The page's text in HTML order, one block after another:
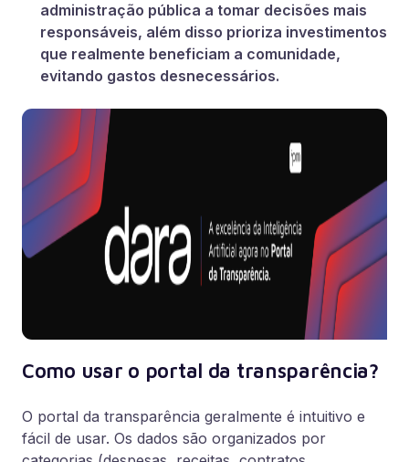
administração pública a tomar decisões mais
responsáveis, além disso prioriza investimentos
que realmente beneficiam a comunidade,
evitando gastos desnecessários.
Como usar o portal da transparência?
O portal da transparência geralmente é intuitivo e
fácil de usar. Os dados são organizados por